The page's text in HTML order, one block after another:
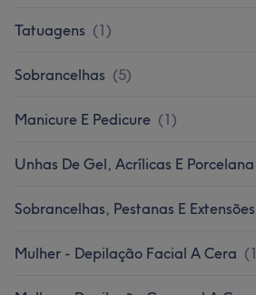
Tatuagens (1)
Sobrancelhas (5)
Manicure E Pedicure (1)
Unhas De Gel, Acrílicas E Porcelana
Sobrancelhas, Pestanas E Extensões
Mulher - Depilação Facial A Cera (1